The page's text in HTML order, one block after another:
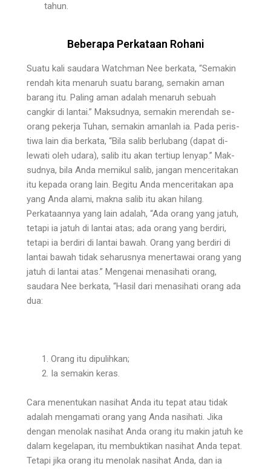
tahun.
Beberapa Perkataan Rohani
Suatu kali saudara Watchman Nee berkata, “Se­makin
rendah kita menaruh suatu barang, semakin aman
barang itu. Paling aman adalah menaruh sebuah
cangkir di lantai.” Maksudnya, semakin merendah se­
orang pekerja Tuhan, semakin amanlah ia. Pada peris­
tiwa lain dia berkata, “Bila salib berlubang (dapat di­
lewati oleh udara), salib itu akan tertiup lenyap.” Mak­
sudnya, bila Anda memikul salib, jangan menceritakan
itu kepada orang lain. Begitu Anda menceritakan apa
yang Anda alami, makna salib itu akan hilang.
Perkataannya yang lain adalah, “Ada orang yang jatuh,
tetapi ia jatuh di lantai atas; ada orang yang ber­diri,
tetapi ia berdiri di lantai bawah. Orang yang ber­diri di
lantai bawah tidak seharusnya menertawai orang yang
jatuh di lantai atas.” Mengenai menasihati orang,
saudara Nee berkata, “Hasil dari menasihati orang ada
dua:
Orang itu dipulihkan;
Ia semakin keras.
Cara menentukan nasihat Anda itu tepat atau ti­dak
adalah mengamati orang yang Anda nasihati. Jika
dengan menolak nasihat Anda orang itu makin jatuh ke
dalam kegelapan, itu membuktikan nasihat Anda tepat.
Tetapi jika orang itu menolak nasihat Anda, dan ia